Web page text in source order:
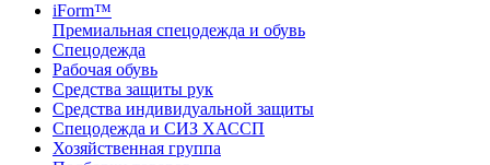
iForm™
Премиальная спецодежда и обувь
Спецодежда
Рабочая обувь
Средства защиты рук
Средства индивидуальной защиты
Спецодежда и СИЗ ХАССП
Хозяйственная группа